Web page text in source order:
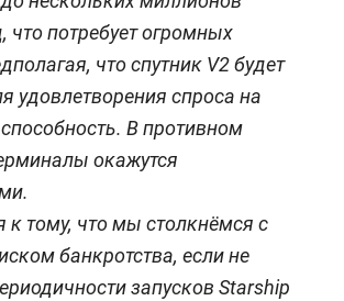
что потребует огромных
что спутник V2 будет
удовлетворения спроса на
В противном
окажутся
к тому, что мы столкнёмся с
банкротства, если не
запусков Starship